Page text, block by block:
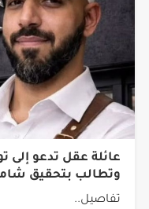
عائلة عقل تدعو إلى
وتطالب بتحقيق
تفاصيل..